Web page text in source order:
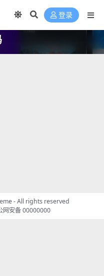
登录
- All rights reserved
网安备 00000000